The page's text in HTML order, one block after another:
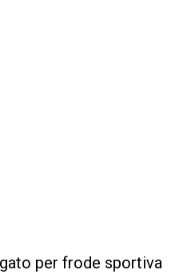
per frode sportiva